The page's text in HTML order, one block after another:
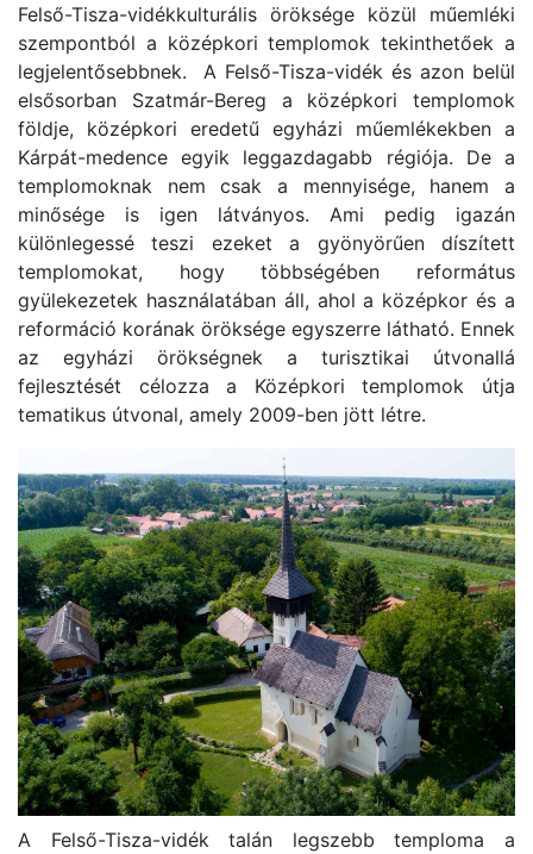
Felső-Tisza-vidékkulturális öröksége közül műemléki
szempontból a középkori templomok tekinthetőek a
legjelentősebbnek. A Felső-Tisza-vidék és azon belül
elsősorban Szatmár-Bereg a középkori templomok
földje, középkori eredetű egyházi műemlékekben a
Kárpát-medence egyik leggazdagabb régiója. De a
templomoknak nem csak a mennyisége, hanem a
minősége is igen látványos. Ami pedig igazán
különlegessé teszi ezeket a gyönyörűen díszített
templomokat, hogy többségében református
gyülekezetek használatában áll, ahol a középkor és a
reformáció korának öröksége egyszerre látható. Ennek
az egyházi örökségnek a turisztikai útvonallá
fejlesztését célozza a Középkori templomok útja
tematikus útvonal, amely 2009-ben jött létre.
A Felső-Tisza-vidék talán legszebb temploma a